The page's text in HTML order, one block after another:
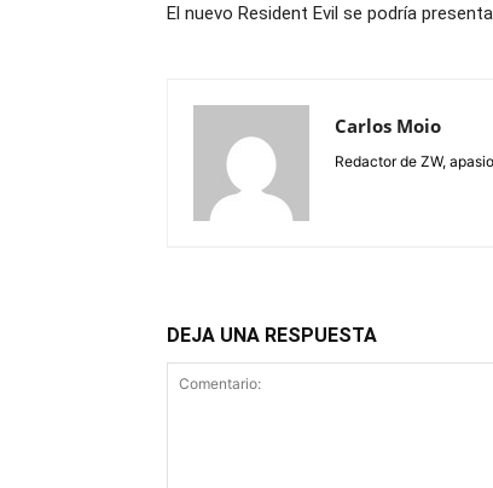
El nuevo Resident Evil se podría
Carlos Moio
Redactor de ZW,
DEJA UNA RESPUESTA